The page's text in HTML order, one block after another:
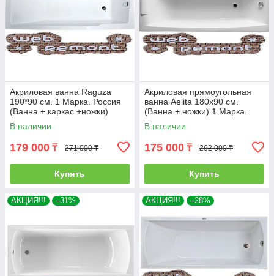
Акриловая ванна Raguza
190*90 см. 1 Марка. Россия
(Ванна + каркас +ножки)
В наличии
179 000 ₸ 271 000 ₸
Купить
Акриловая прямоугольная
ванна Aelita 180х90 см.
(Ванна + ножки) 1 Марка.
Россия
В наличии
175 000 ₸ 262 000 ₸
Купить
АКЦИЯ!!! –31% АКЦИЯ!!! –28%